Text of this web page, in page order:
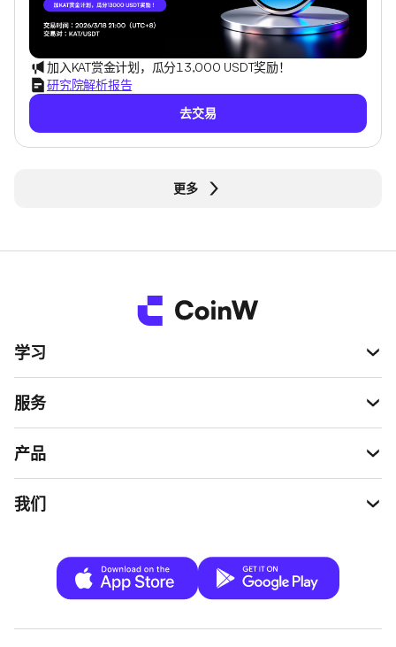
加入KAT赏金计划，瓜分13,000 USDT奖励！
研究院解析报告
去交易
更多
学习
服务
产品
我们